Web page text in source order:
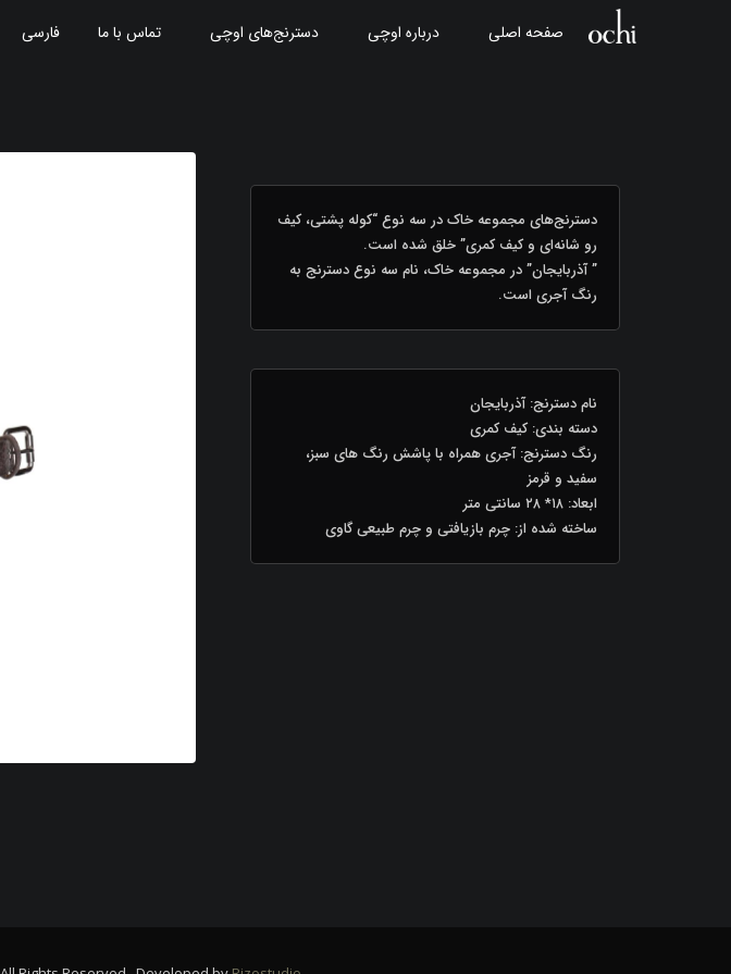
صفحه اصلی درباره اوچی دسترنج‌های اوچی تماس با ما فارسی
دسترنج‌های مجموعه خاک در سه نوع “کوله پشتی، کیف
رو شانه‌ای و کیف کمری” خلق شده است.
” آذربایجان” در مجموعه خاک، نام سه نوع دسترنج به
رنگ آجری است.
نام دسترنج: آذربایجان
دسته‌ بندی‌: کیف کمری
رنگ دسترنج: آجری همراه با پاشش رنگ های سبز،
سفید و قرمز
ابعاد: ۱۸* ۲۸ سانتی متر
ساخته شده از: چرم بازیافتی و چرم طبیعی گاوی